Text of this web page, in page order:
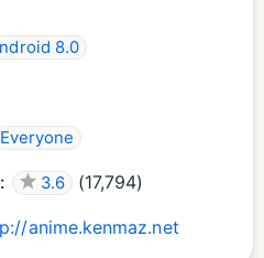
8.0
Everyone
3.6 (17,794)
anime.kenmaz.net